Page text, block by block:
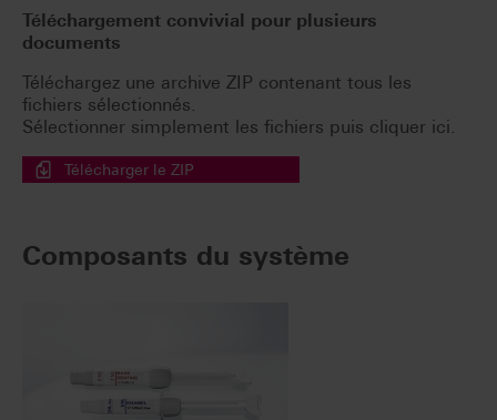
Téléchargement convivial pour plusieurs
documents
Téléchargez une archive ZIP contenant tous les
fichiers sélectionnés.
Sélectionner simplement les fichiers puis cliquer ici.
Télécharger le ZIP
Composants du système